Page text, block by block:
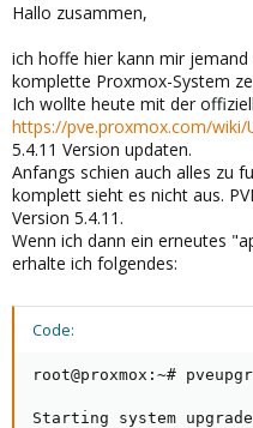
e
Hallo zusammen,
ich hoffe hier kann mir
komplette Proxmox-System
Ich wollte heute mit der
https://pve.proxmox.com/wiki/
5.4.11 Version updaten.
Anfangs schien auch alles zu
komplett sieht es nicht aus.
Version 5.4.11.
Wenn ich dann ein erneutes
erhalte ich folgendes:
Code:
root@proxmox:~#
Starting system